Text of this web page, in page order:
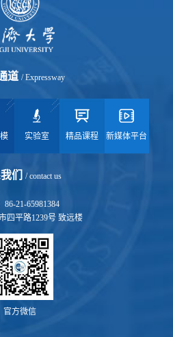
道 / Expressway
实验室 精品课程 新媒体平台
们 / contact us
86-21-65981384
四平路1239号 致远楼
官方微信